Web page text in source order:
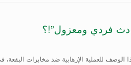
فردي ومعزول”!؟
الوصف للعملية الإرهابية ضد مخابرات